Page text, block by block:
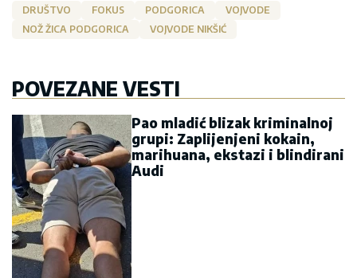
DRUŠTVO FOKUS PODGORICA
VOJVODE
NOŽ ŽICA PODGORICA
VOJVODE NIKŠIĆ
POVEZANE VESTI
Pao mladić blizak kriminalnoj
grupi: Zaplijenjeni kokain,
marihuana, ekstazi i blindirani
Audi